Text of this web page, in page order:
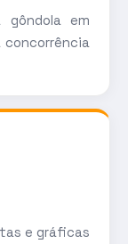
em
concorrência
e gráficas